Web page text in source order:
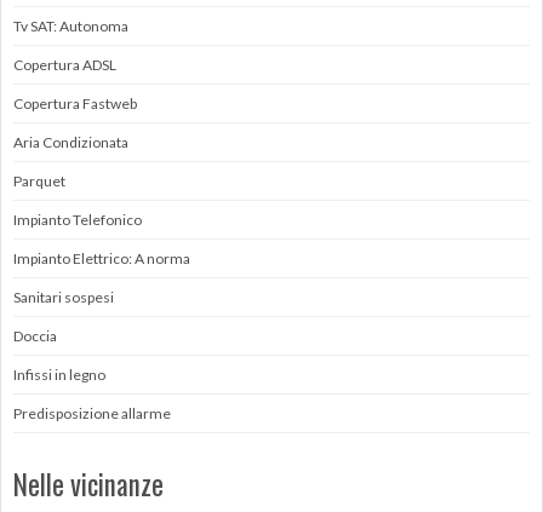
Tv SAT: Autonoma
Copertura ADSL
Copertura Fastweb
Aria Condizionata
Parquet
Impianto Telefonico
Impianto Elettrico: A norma
Sanitari sospesi
Doccia
Infissi in legno
Predisposizione allarme
Nelle vicinanze